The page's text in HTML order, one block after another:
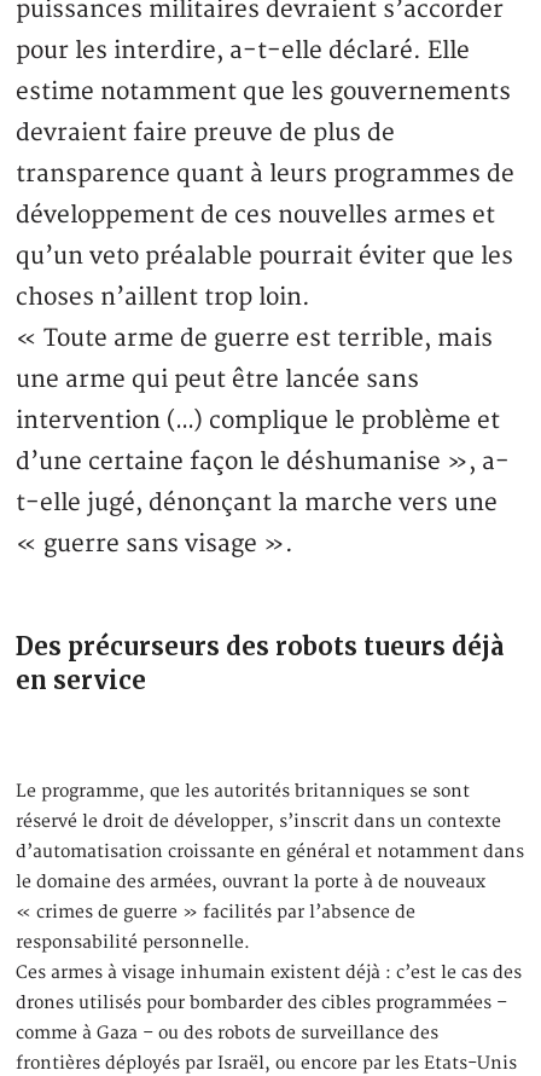
puissances militaires devraient s’accorder
pour les interdire, a-t-elle déclaré. Elle
estime notamment que les gouvernements
devraient faire preuve de plus de
transparence quant à leurs programmes de
développement de ces nouvelles armes et
qu’un veto préalable pourrait éviter que les
choses n’aillent trop loin.
« Toute arme de guerre est terrible, mais
une arme qui peut être lancée sans
intervention (…) complique le problème et
d’une certaine façon le déshumanise », a-
t-elle jugé, dénonçant la marche vers une
« guerre sans visage ».
Des précurseurs des robots tueurs déjà
en service
Le programme, que les autorités britanniques se sont
réservé le droit de développer, s’inscrit dans un contexte
d’automatisation croissante en général et notamment dans
le domaine des armées, ouvrant la porte à de nouveaux
« crimes de guerre » facilités par l’absence de
responsabilité personnelle.
Ces armes à visage inhumain existent déjà : c’est le cas des
drones utilisés pour bombarder des cibles programmées –
comme à Gaza – ou des robots de surveillance des
frontières déployés par Israël, ou encore par les Etats-Unis